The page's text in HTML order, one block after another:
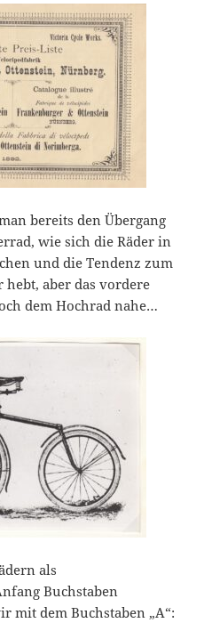
bereits den Übergang
wie sich die Räder in
und die Tendenz zum
aber das vordere
dem Hochrad nahe…
als
Buchstaben
mit dem Buchstaben „A“: